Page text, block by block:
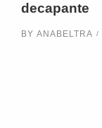
decapante
BY ANABELTRA